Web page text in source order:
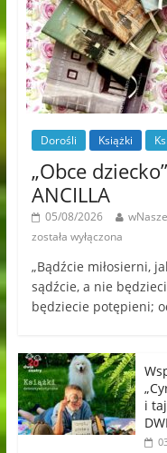
Dorośli Książki
„Obce
ANCILLA
05/08/2026
została wyłączona
„Bądźcie miłosierni,
sądźcie, a nie
będziecie potępieni;
i